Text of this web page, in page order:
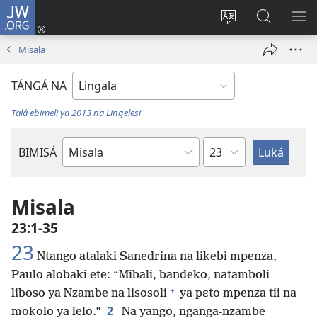
JW.ORG
Tyá
monɔkɔ
mosusu
Kokɔta
na
fenɛtrɛ
Luká
JW.ORG
Misala
TÁNGÁ NA
Talá ebimeli ya 2013 na Lingelesi
BIMISÁ
Mokanda
Mokapo
Misala
23:1-35
23 Ntango atalaki Sanedrina na likebi mpenza,
Paulo alobaki ete: “Mibali, bandeko, natamboli
liboso ya Nzambe na lisosoli + ya pɛto mpenza tii na
mokolo ya lelo.” 2
Na yango, nganga-nzambe